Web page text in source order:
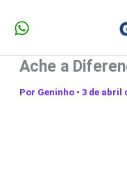
para
conteúdo
Ache a
Por Geninho • 3 de abril